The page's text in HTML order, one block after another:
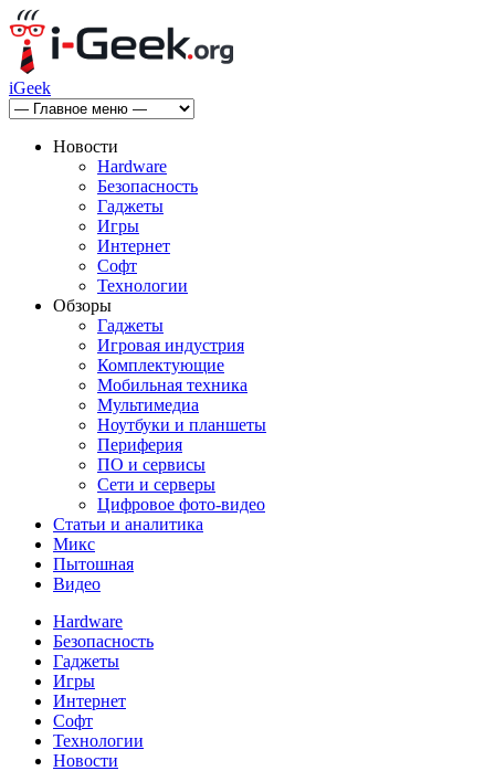
iGeek
Новости
Hardware
Безопасность
Гаджеты
Игры
Интернет
Софт
Технологии
Обзоры
Гаджеты
Игровая индустрия
Комплектующие
Мобильная техника
Мультимедиа
Ноутбуки и планшеты
Периферия
ПО и сервисы
Сети и серверы
Цифровое фото-видео
Статьи и аналитика
Микс
Пытошная
Видео
Hardware
Безопасность
Гаджеты
Игры
Интернет
Софт
Технологии
Новости